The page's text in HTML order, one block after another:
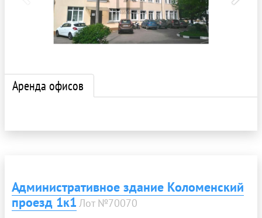
Аренда офисов
Административное здание Коломенский
проезд 1к1 Лот №70070